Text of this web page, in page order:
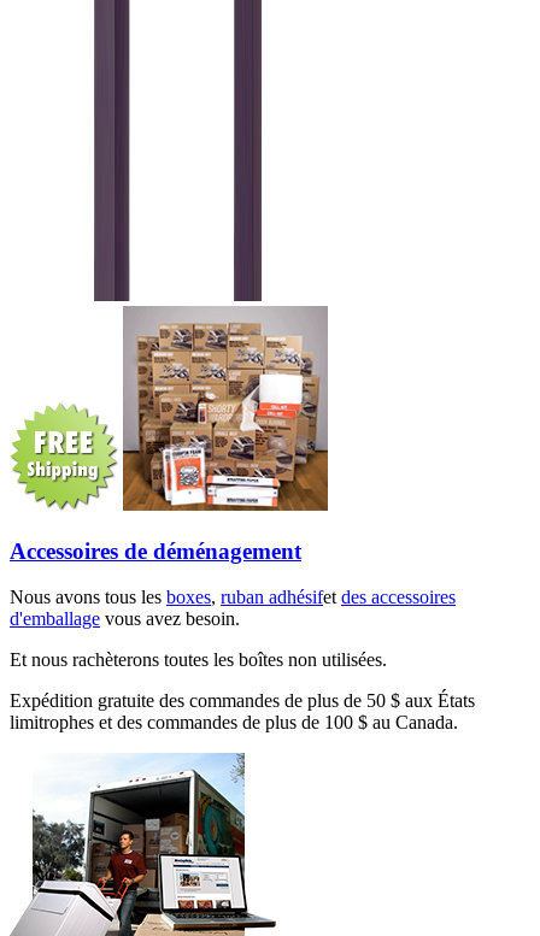
Accessoires de déménagement
Nous avons tous les boxes, ruban adhésifetdes accessoires
d'emballage vous avez besoin.
Et nous rachèterons toutes les boîtes non utilisées.
Expédition gratuite des commandes de plus de 50 $ aux États
limitrophes et des commandes de plus de 100 $ au Canada.